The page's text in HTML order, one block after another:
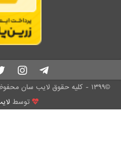
توسط